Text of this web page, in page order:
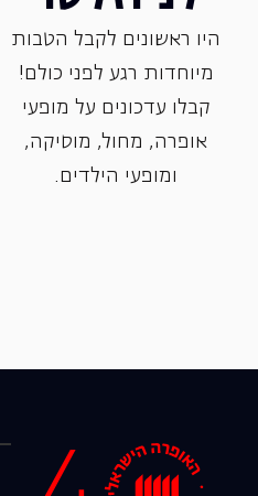
היו ראשונים לקבל הטבות
מיוחדות רגע לפני כולם!
קבלו עדכונים על מופעי
אופרה, ‏מחול, ‏מוסיקה,
ומופעי הילדים.